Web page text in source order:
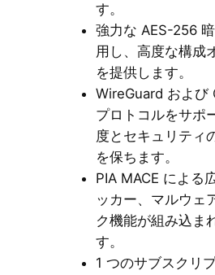
す。
強力な AES-256
用し、高度な構成
を提供します。
WireGuard および
プロトコルをサポ
度とセキュリティ
を保ちます。
PIA MACE による
ッカー、マルウェ
ク機能が組み込ま
す。
1 つのサブスクリ